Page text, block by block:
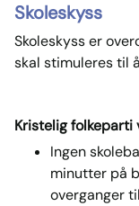
Skoleskyss
Skoleskyss er
skal stimuleres til
Kristelig folkeparti
Ingen
minutter på
overganger